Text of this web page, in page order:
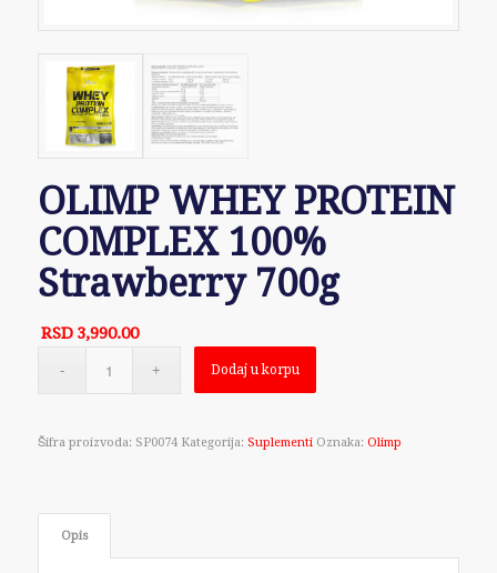
OLIMP WHEY PROTEIN
COMPLEX 100%
Strawberry 700g
RSD 3,990.00
Dodaj u korpu
Šifra proizvoda: SP0074 Kategorija: Suplementi Oznaka: Olimp
Opis